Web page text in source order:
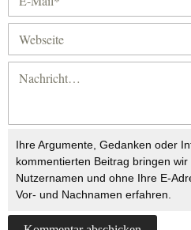
Ihre Argumente, Gedanken oder
kommentierten Beitrag bringen
Nutzernamen und ohne Ihre E-
Vor- und Nachnamen erfahren.